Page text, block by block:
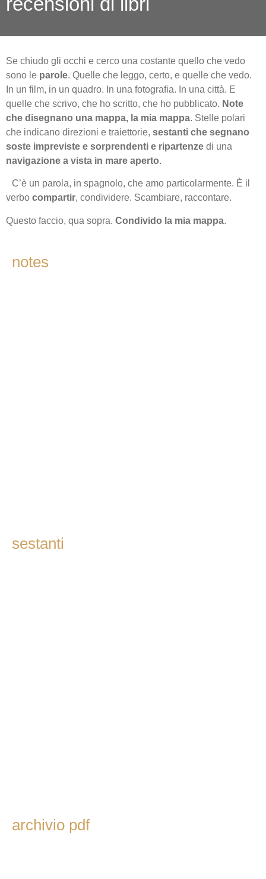
Se chiudo gli occhi e cerco una costante quello che vedo
sono le parole. Quelle che leggo, certo, e quelle che vedo.
In un film, in un quadro. In una fotografia. In una città. E
quelle che scrivo, che ho scritto, che ho pubblicato. Note
che disegnano una mappa, la mia mappa. Stelle polari
che indicano direzioni e traiettorie, sestanti che segnano
soste impreviste e sorprendenti e ripartenze di una
navigazione a vista in mare aperto.
C’è un parola, in spagnolo, che amo particolarmente. È il
verbo compartir, condividere. Scambiare, raccontare.
Questo faccio, qua sopra. Condivido la mia mappa.
notes
sestanti
archivio pdf